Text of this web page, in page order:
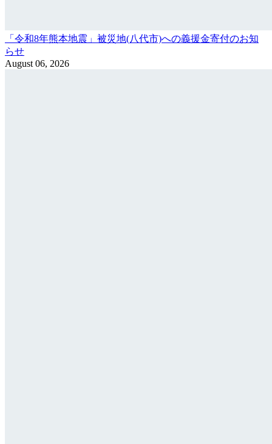
「令和8年熊本地震」被災地(八代市)への義援金寄付のお知
らせ
August 06, 2026